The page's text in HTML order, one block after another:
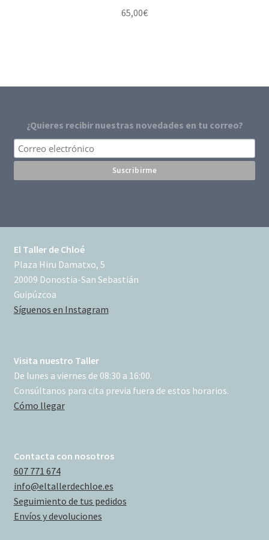
65,00€
¿Quieres recibir nuestras novedades en tu correo?
El Taller de Chloé
Plaza Hiru Damatxo, 5
20009 Donostia-San Sebastián
Guipúzcoa
Síguenos en Instagram
Visita nuestro Taller
De lunes a viernes de 08:30 a 16:00.
Consúltanos para cita previa fuera de estos horarios.
Cómo llegar
Contacta con nosotros
607 771 674
info@eltallerdechloe.es
Seguimiento de tus pedidos
Envíos y devoluciones